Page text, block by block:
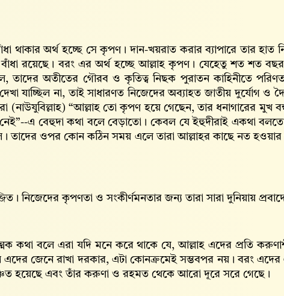
থাকার অর্থ হচ্ছে সে কৃপণ। দান-খয়রাত করার ব্যাপারে তার হাত
রয়েছে। বরং এর অর্থ হচ্ছে আল্লাহ‌ কৃপণ। যেহেতু শত শত বছর
তাদের অতীতের গৌরব ও কৃতিত্ব নিছক পুরাতন কাহিনীতে
যাচ্ছিল না, তাই সাধারণত নিজেদের অব্যাহত জাতীয় দুর্যোগ ও
(নাউযুবিল্লাহ) “আল্লাহ তো কৃপণ হয়ে গেছেন, তার ধনাগারের মুখ
এ বেহুদা কথা বলে বেড়াতো। কেবল যে ইহুদীরাই একথা
তাদের ওপর কোন কঠিন সময় এলে তারা আল্লাহর কাছে নত হওয়ার
নিজেদের কৃপণতা ও সংকীর্ণমনতার জন্য তারা সারা দুনিয়ায়
কথা বলে এরা যদি মনে করে থাকে যে, আল্লাহ‌ এদের প্রতি
জেনে রাখা দরকার, এটা কোনক্রমেই সম্ভবপর নয়। বরং
হয়েছে এবং তাঁর করুণা ও রহমত থেকে আরো দূরে সরে গেছে।